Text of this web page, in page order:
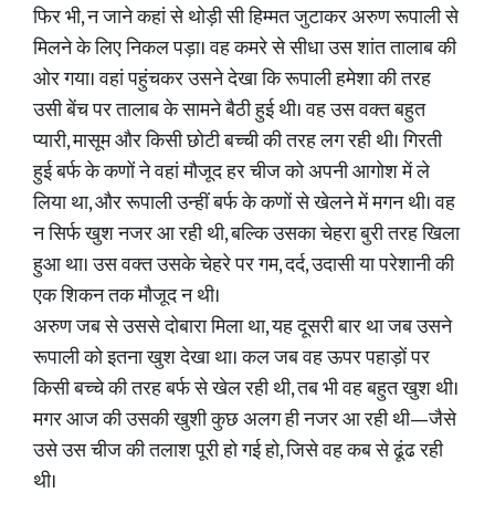
​फिर भी, न जाने कहां से थोड़ी सी हिम्मत जुटाकर अरुण रूपाली से
मिलने के लिए निकल पड़ा। वह कमरे से सीधा उस शांत तालाब की
ओर गया। वहां पहुंचकर उसने देखा कि रूपाली हमेशा की तरह
उसी बेंच पर तालाब के सामने बैठी हुई थी। वह उस वक्त बहुत
प्यारी, मासूम और किसी छोटी बच्ची की तरह लग रही थी। गिरती
हुई बर्फ के कणों ने वहां मौजूद हर चीज को अपनी आगोश में ले
लिया था, और रूपाली उन्हीं बर्फ के कणों से खेलने में मगन थी। वह
न सिर्फ खुश नजर आ रही थी, बल्कि उसका चेहरा बुरी तरह खिला
हुआ था। उस वक्त उसके चेहरे पर गम, दर्द, उदासी या परेशानी की
एक शिकन तक मौजूद न थी।
​अरुण जब से उससे दोबारा मिला था, यह दूसरी बार था जब उसने
रूपाली को इतना खुश देखा था। कल जब वह ऊपर पहाड़ों पर
किसी बच्चे की तरह बर्फ से खेल रही थी, तब भी वह बहुत खुश थी।
मगर आज की उसकी खुशी कुछ अलग ही नजर आ रही थी—जैसे
उसे उस चीज की तलाश पूरी हो गई हो, जिसे वह कब से ढूंढ रही
थी।